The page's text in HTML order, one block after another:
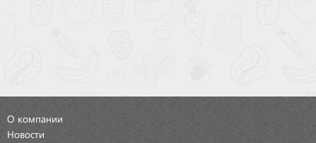
О компании
Новости